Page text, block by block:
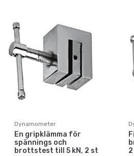
Dynamometer
En gripklämma för
spännings och
brottstest till 5 kN, 2 st